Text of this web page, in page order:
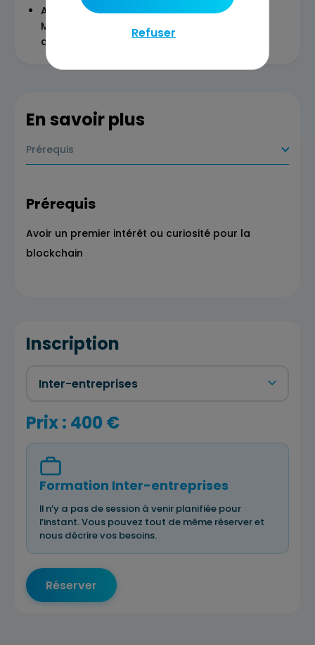
Autres cas d’usages (logistique,
Marketing/Relation client, architecture
dataspace, actualités)
En savoir plus
Prérequis
Prérequis
Avoir un premier intérêt ou curiosité pour la
blockchain
Inscription
Prix : 400 €
Formation Inter-entreprises
Il n’y a pas de session à venir planifiée pour
l’instant. Vous pouvez tout de même réserver et
nous décrire vos besoins.
Réserver
Refuser